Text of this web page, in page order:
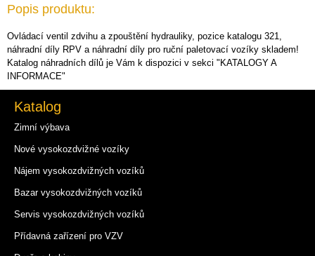
Popis produktu:
Ovládací ventil zdvihu a zpouštění hydrauliky, pozice katalogu 321,
náhradní díly RPV a náhradní díly pro ruční paletovací vozíky skladem!
Katalog náhradních dílů je Vám k dispozici v sekci "KATALOGY A
INFORMACE"
Katalog
Zimní výbava
Nové vysokozdvižné vozíky
Nájem vysokozdvižných vozíků
Bazar vysokozdvižných vozíků
Servis vysokozdvižných vozíků
Přídavná zařízení pro VZV